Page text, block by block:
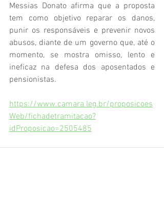
Messias Donato afirma que a proposta
tem como objetivo reparar os danos,
punir os responsáveis e prevenir novos
abusos, diante de um governo que, até o
momento, se mostra omisso, lento e
ineficaz na defesa dos aposentados e
pensionistas.
https://www.camara.leg.br/proposicoes
Web/fichadetramitacao?
idProposicao=2505485